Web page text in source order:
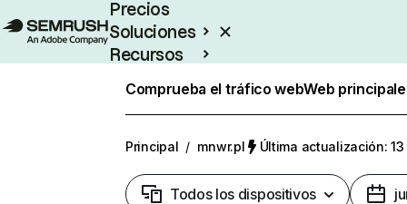
Precios
Soluciones
Recursos
Comprueba el tráfico webWeb
Principal / mnwr.pl Última actualización:
Todos los dispositivos